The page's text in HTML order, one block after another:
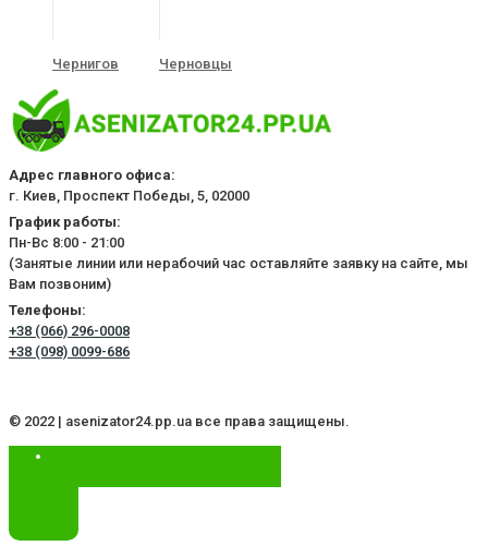
Чернигов Черновцы
Адрес главного офиса:
г. Киев, Проспект Победы, 5, 02000
График работы:
Пн-Вс 8:00 - 21:00
(Занятые линии или нерабочий час оставляйте заявку на сайте, мы
Вам позвоним)
Телефоны:
+38 (066) 296-0008
+38 (098) 0099-686
© 2022 | asenizator24.pp.ua все права защищены.